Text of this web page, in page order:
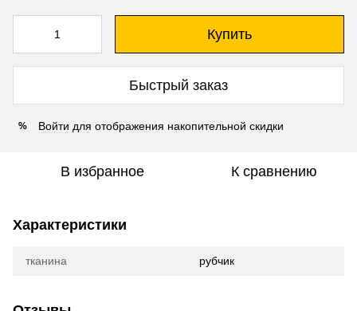
Купить
Быстрый заказ
% Войти для отображения накопительной скидки
В избранное К сравнению
Характеристики
тканина рубчик